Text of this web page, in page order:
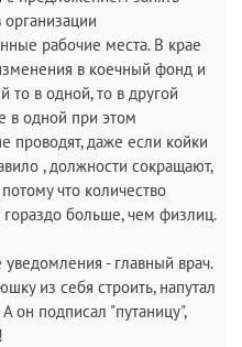
рабочие места. В крае
в коечный фонд и
то в одной, то в другой
в одной при этом
проводят, даже если койки
, должности сокращают,
что количество
больше, чем физлиц.
- главный врач.
из себя строить, напутал
он подписал "путаницу",